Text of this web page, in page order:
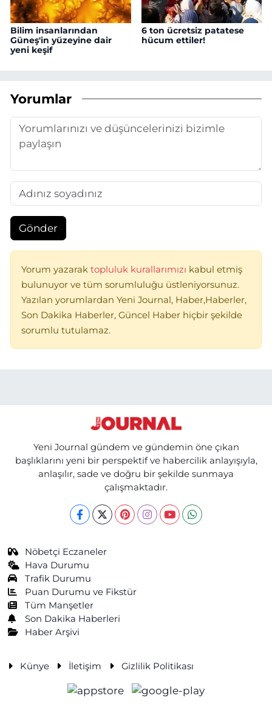
Bilim insanlarından
Güneş'in yüzeyine dair
yeni keşif
6 ton ücretsiz patatese
hücum ettiler!
Yorumlar
Gönder
Yorum yazarak topluluk kurallarımızı kabul etmiş
bulunuyor ve tüm sorumluluğu üstleniyorsunuz.
Yazılan yorumlardan Yeni Journal, Haber,Haberler,
Son Dakika Haberler, Güncel Haber hiçbir şekilde
sorumlu tutulamaz.
Yeni Journal gündem ve gündemin öne çıkan
başlıklarını yeni bir perspektif ve habercilik anlayışıyla,
anlaşılır, sade ve doğru bir şekilde sunmaya
çalışmaktadır.
Nöbetçi Eczaneler
Hava Durumu
Trafik Durumu
Puan Durumu ve Fikstür
Tüm Manşetler
Son Dakika Haberleri
Haber Arşivi
Künye İletişim Gizlilik Politikası